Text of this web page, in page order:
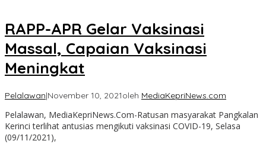
RAPP-APR Gelar Vaksinasi
Massal, Capaian Vaksinasi
Meningkat
Pelalawan|November 10, 2021oleh MediaKepriNews.com
Pelalawan, MediaKepriNews.Com-Ratusan masyarakat Pangkalan
Kerinci terlihat antusias mengikuti vaksinasi COVID-19, Selasa
(09/11/2021),